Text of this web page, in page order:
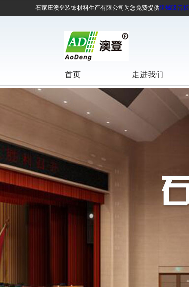
石家庄澳登装饰材料生产有限公司为您免费提供阻燃吸音板
首页 走进我们